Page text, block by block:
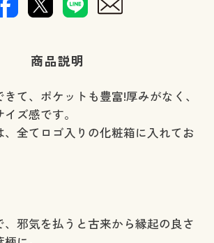
商品説明
て、ポケットも豊富!厚みがなく、
ズ感です。
全てロゴ入りの化粧箱に入れてお
、邪気を払うと古来から縁起の良さ